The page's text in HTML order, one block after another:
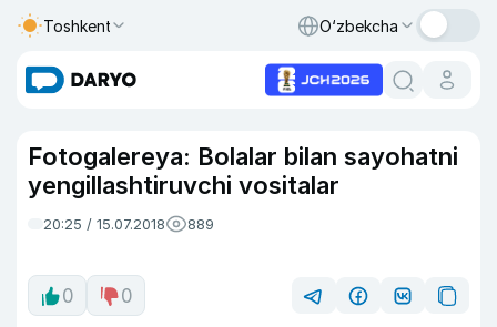
Toshkent O‘zbekcha
Fotogalereya: Bolalar bilan sayohatni
yengillashtiruvchi vositalar
20:25 / 15.07.2018 889
0 0